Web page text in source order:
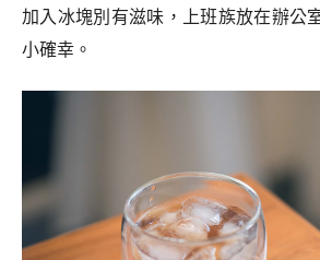
加入冰塊別有滋味，上班族放在辦公
小確幸。